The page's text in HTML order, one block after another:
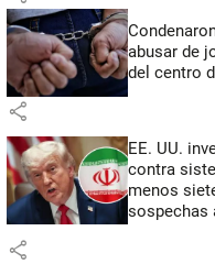
abusar de
del centro
share
EE. UU.
contra
menos
sospechas
share